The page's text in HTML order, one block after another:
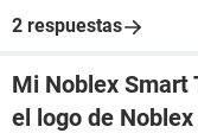
2 respuestas
Mi Noblex Smart
el logo de Noblex